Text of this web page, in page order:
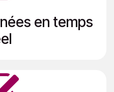
en temps